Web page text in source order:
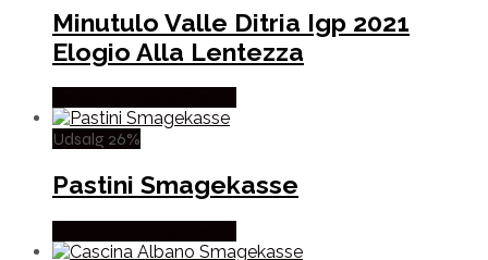
Minutulo Valle Ditria Igp 2021
Elogio Alla Lentezza
Udsalg 26%
Pastini Smagekasse